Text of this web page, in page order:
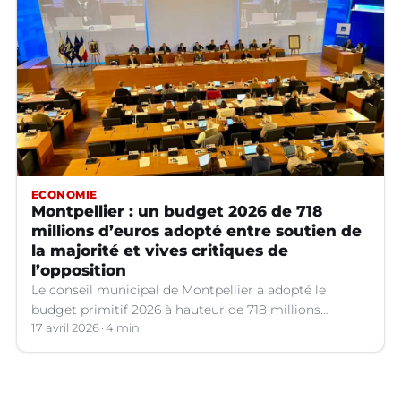
ECONOMIE
Montpellier : un budget 2026 de 718
millions d’euros adopté entre soutien de
la majorité et vives critiques de
l’opposition
Le conseil municipal de Montpellier a adopté le
budget primitif 2026 à hauteur de 718 millions
d’euros, qui a suscité de vifs débats.
17 avril 2026 4 min